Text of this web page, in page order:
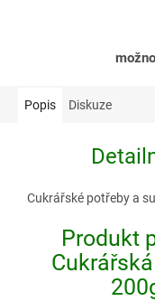
Popis Diskuze
Cukrářské potřeby a
Produkt